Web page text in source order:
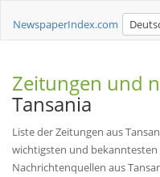
NewspaperIndex.com
Zeitungen und
Tansania
Liste der Zeitungen aus
wichtigsten und
Nachrichtenquellen aus